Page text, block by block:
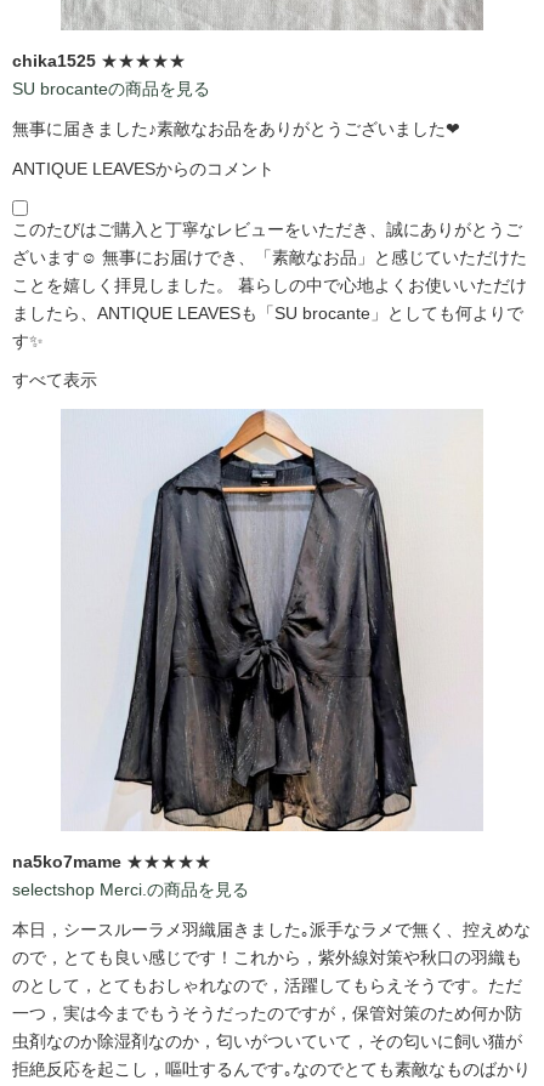
chika1525 ★★★★★
SU brocanteの商品を見る
無事に届きました♪素敵なお品をありがとうございました❤
ANTIQUE LEAVESからのコメント
このたびはご購入と丁寧なレビューをいただき、誠にありがとうご
ざいます☺️ 無事にお届けでき、「素敵なお品」と感じていただけた
ことを嬉しく拝見しました。 暮らしの中で心地よくお使いいただけ
ましたら、ANTIQUE LEAVESも「SU brocante」としても何よりで
す✨
すべて表示
na5ko7mame ★★★★★
selectshop Merci.の商品を見る
本日，シースルーラメ羽織届きました｡派手なラメで無く、控えめな
ので，とても良い感じです！これから，紫外線対策や秋口の羽織も
のとして，とてもおしゃれなので，活躍してもらえそうです。ただ
一つ，実は今までもうそうだったのですが，保管対策のため何か防
虫剤なのか除湿剤なのか，匂いがついていて，その匂いに飼い猫が
拒絶反応を起こし，嘔吐するんです｡なのでとても素敵なものばかり